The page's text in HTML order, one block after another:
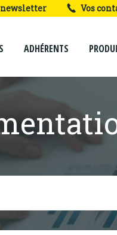
newsletter Vos
ADHÉRENTS